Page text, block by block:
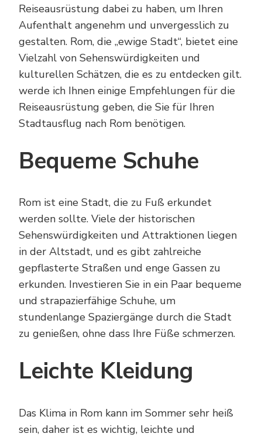
Reiseausrüstung dabei zu haben, um Ihren
Aufenthalt angenehm und unvergesslich zu
gestalten. Rom, die „ewige Stadt“, bietet eine
Vielzahl von Sehenswürdigkeiten und
kulturellen Schätzen, die es zu entdecken gilt.
werde ich Ihnen einige Empfehlungen für die
Reiseausrüstung geben, die Sie für Ihren
Stadtausflug nach Rom benötigen.
Bequeme Schuhe
Rom ist eine Stadt, die zu Fuß erkundet
werden sollte. Viele der historischen
Sehenswürdigkeiten und Attraktionen liegen
in der Altstadt, und es gibt zahlreiche
gepflasterte Straßen und enge Gassen zu
erkunden. Investieren Sie in ein Paar bequeme
und strapazierfähige Schuhe, um
stundenlange Spaziergänge durch die Stadt
zu genießen, ohne dass Ihre Füße schmerzen.
Leichte Kleidung
Das Klima in Rom kann im Sommer sehr heiß
sein, daher ist es wichtig, leichte und